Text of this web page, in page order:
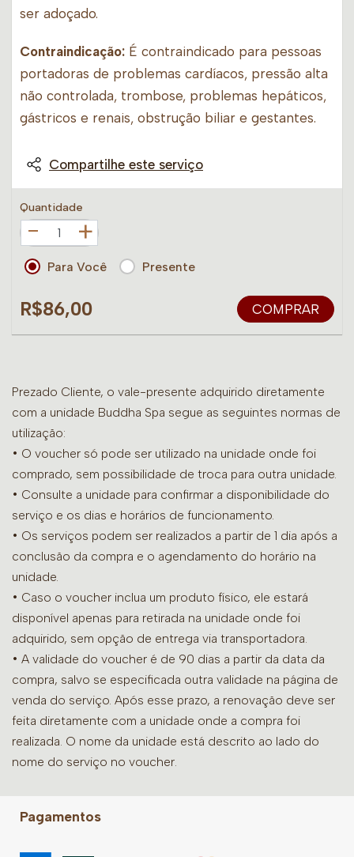
ser adoçado.
Contraindicação: É contraindicado para pessoas
portadoras de problemas cardíacos, pressão alta
não controlada, trombose, problemas hepáticos,
gástricos e renais, obstrução biliar e gestantes.
Compartilhe este serviço
Quantidade
+
Para Você Presente
R$86,00 COMPRAR
Prezado Cliente, o vale-presente adquirido diretamente
com a unidade Buddha Spa segue as seguintes normas de
utilização:
• O voucher só pode ser utilizado na unidade onde foi
comprado, sem possibilidade de troca para outra unidade.
• Consulte a unidade para confirmar a disponibilidade do
serviço e os dias e horários de funcionamento.
• Os serviços podem ser realizados a partir de 1 dia após a
conclusão da compra e o agendamento do horário na
unidade.
• Caso o voucher inclua um produto físico, ele estará
disponível apenas para retirada na unidade onde foi
adquirido, sem opção de entrega via transportadora.
• A validade do voucher é de 90 dias a partir da data da
compra, salvo se especificada outra validade na página de
venda do serviço. Após esse prazo, a renovação deve ser
feita diretamente com a unidade onde a compra foi
realizada. O nome da unidade está descrito ao lado do
nome do serviço no voucher.
Pagamentos